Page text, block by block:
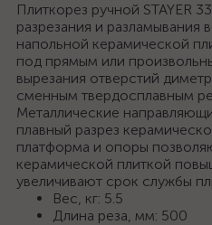
Плиткорез ручной STAYER
разрезания и разламывания
напольной керамической
под прямым или
вырезания отверстий
сменным твердосплавным
Металлические
плавный разрез
платформа и опоры
керамической плиткой
увеличивают срок службы
Вес, кг: 5.5
Длина реза, мм: 500